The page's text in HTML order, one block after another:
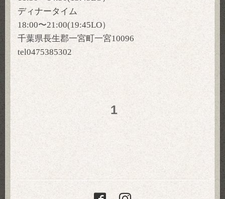
ディナータイム
18:00〜21:00(19:45LO）
千葉県長生郡一宮町一宮10096
tel0475385302
1